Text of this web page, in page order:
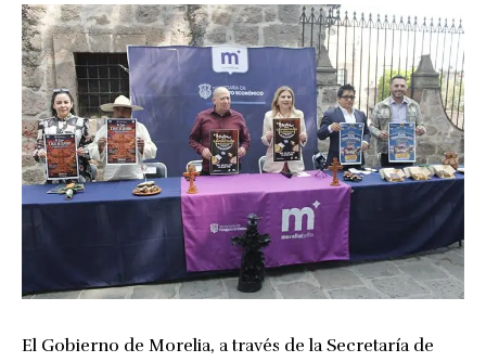
El Gobierno de Morelia, a través de la Secretaría de